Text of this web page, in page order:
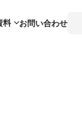
料 お問い合わせ